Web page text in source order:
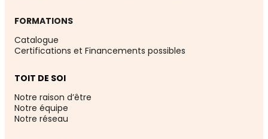
FORMATIONS
Catalogue
Certifications et Financements possibles
TOIT DE SOI
Notre raison d’être
Notre équipe
Notre réseau